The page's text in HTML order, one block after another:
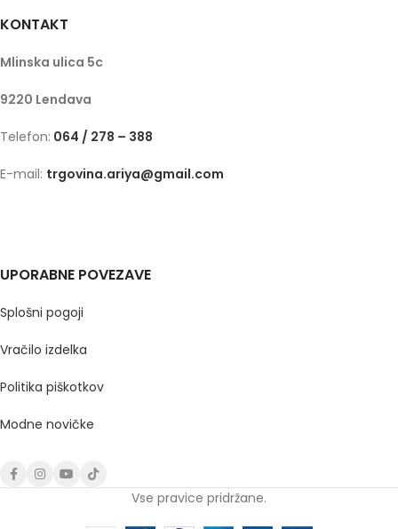
KONTAKT
Mlinska ulica 5c
9220 Lendava
Telefon: 064 / 278 – 388
E-mail: trgovina.ariya@gmail.com
UPORABNE POVEZAVE
Splošni pogoji
Vračilo izdelka
Politika piškotkov
Modne novičke
Vse pravice pridržane.